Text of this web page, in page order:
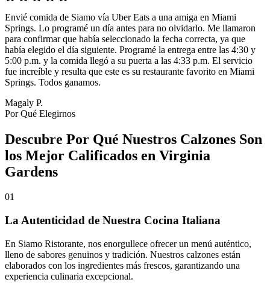
Envié comida de Siamo vía Uber Eats a una amiga en Miami
Springs. Lo programé un día antes para no olvidarlo. Me llamaron
para confirmar que había seleccionado la fecha correcta, ya que
había elegido el día siguiente. Programé la entrega entre las 4:30 y
5:00 p.m. y la comida llegó a su puerta a las 4:33 p.m. El servicio
fue increíble y resulta que este es su restaurante favorito en Miami
Springs. Todos ganamos.
Magaly P.
Por Qué Elegirnos
Descubre Por Qué Nuestros Calzones Son
los Mejor Calificados en Virginia
Gardens
01
La Autenticidad de Nuestra Cocina Italiana
En Siamo Ristorante, nos enorgullece ofrecer un menú auténtico,
lleno de sabores genuinos y tradición. Nuestros calzones están
elaborados con los ingredientes más frescos, garantizando una
experiencia culinaria excepcional.